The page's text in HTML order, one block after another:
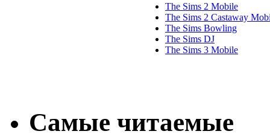
The Sims 2 Mobile
The Sims 2 Castaway
The Sims Bowling
The Sims DJ
The Sims 3 Mobile
Самые читаемые